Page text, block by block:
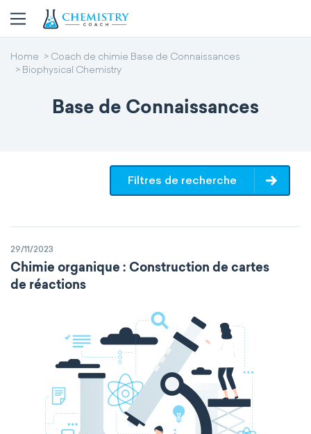
Home
Coach de chimie Base de Connaissances
Biophysical Chemistry
Base de Connaissances
Filtres de recherche
29/11/2023
Chimie organique : Construction de cartes
de réactions